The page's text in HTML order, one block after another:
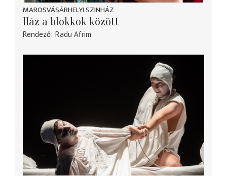
MAROSVÁSÁRHELYI SZINHÁZ
Ház a blokkok között
Rendező Radu Afrim